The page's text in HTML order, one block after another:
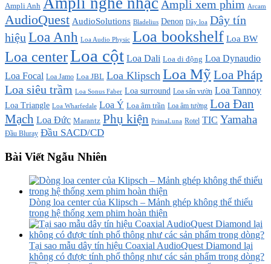
Ampli Anh Ampli xem phim Arcam
AudioQuest AudioSolutions Bladelius Denon Dây loa Dây tín
hiệu Loa Anh Loa Audio Physic Loa bookshelf Loa BW
Loa centerLoa cột Loa Dali Loa di động Loa Dynaudio
Loa Focal Loa Jamo Loa JBL Loa Klipsch Loa MỹLoa Pháp
Loa siêu trầm Loa Sonus Faber Loa surround Loa sân vườn Loa Tannoy
Loa Triangle Loa Wharfedale Loa Ý Loa âm trần Loa âm tường Loa Đan
Mạch Loa Đức Marantz Phụ kiện PrimaLuna Rotel TIC Yamaha
Đầu Bluray Đầu SACD/CD
Bài Viết Ngẫu Nhiên
Dòng loa center của Klipsch – Mảnh ghép không thể thiếu
trong hệ thống xem phim hoàn thiện
Tại sao mẫu dây tín hiệu Coaxial AudioQuest Diamond lại
không có được tính phổ thông như các sản phẩm trong dòng?